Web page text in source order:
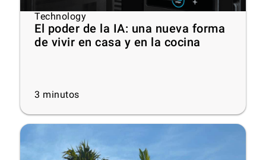
Technology
El poder de la IA: una nueva forma
de vivir en casa y en la cocina
3 minutos